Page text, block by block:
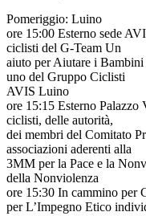
Pomeriggio: Luino
ore 15:00 Esterno sede
ciclisti del G-Team Un
aiuto per Aiutare i Bambini
uno del Gruppo Ciclisti
AVIS Luino
ore 15:15 Esterno Palazzo
ciclisti, delle autorità,
dei membri del Comitato
associazioni aderenti alla
3MM per la Pace e la
della Nonviolenza
ore 15:30 In cammino per
per L’Impegno Etico